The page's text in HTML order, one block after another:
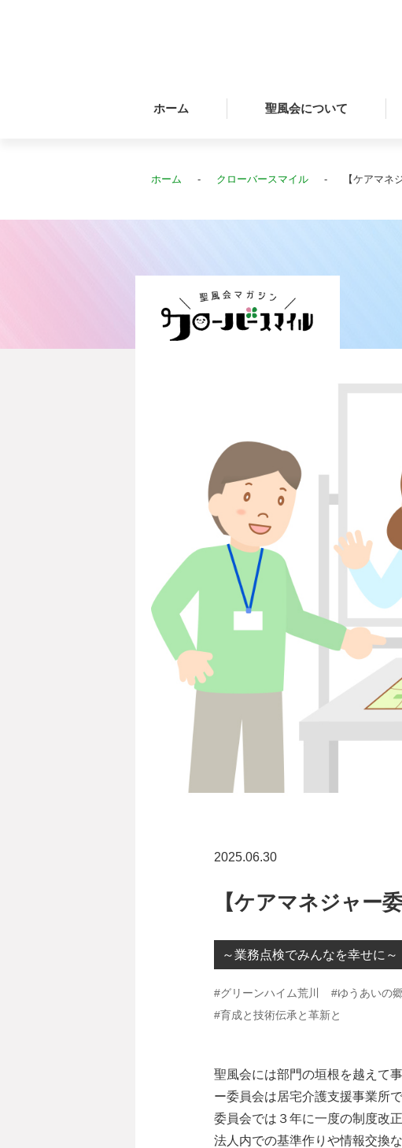
ホーム 聖風会について
ホーム クローバースマイル 【ケアマ
2025.06.30
【ケアマネジャー
～業務点検でみんなを幸せに～
#グリーンハイム荒川 #ゆうあいの
#育成と技術伝承と革新と
聖風会には部門の垣根を越えて
ー委員会は居宅介護支援事業所
委員会では３年に一度の制度改
法人内での基準作りや情報交換